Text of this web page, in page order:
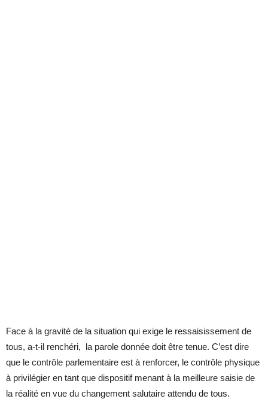
Face à la gravité de la situation qui exige le ressaisissement de
tous, a-t-il renchéri, la parole donnée doit être tenue. C’est dire
que le contrôle parlementaire est à renforcer, le contrôle physique
à privilégier en tant que dispositif menant à la meilleure saisie de
la réalité en vue du changement salutaire attendu de tous.